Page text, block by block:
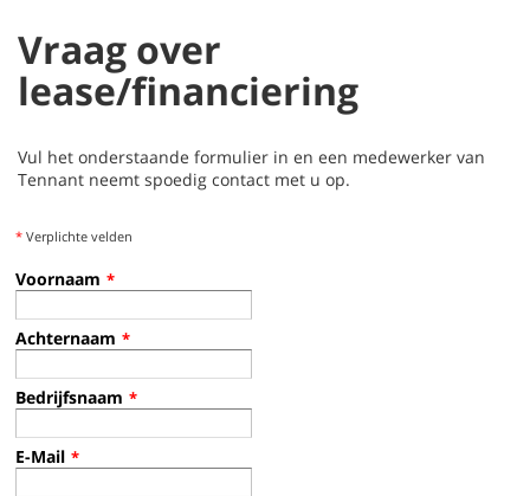
Vraag over
lease/financiering
Vul het onderstaande formulier in en een medewerker van
Tennant neemt spoedig contact met u op.
* Verplichte velden
Voornaam *
Achternaam *
Bedrijfsnaam *
E-Mail *